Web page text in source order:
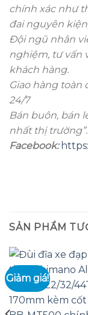
chính xác như
đai nguyên
Đội ngũ nhân
nghiệm, tư vấn
khách hàng.
Giao hàng toàn
24/7
Bán buôn, bán
nhất thị trường”.
Facebook:
SẢN PHẨM
Giảm giá!